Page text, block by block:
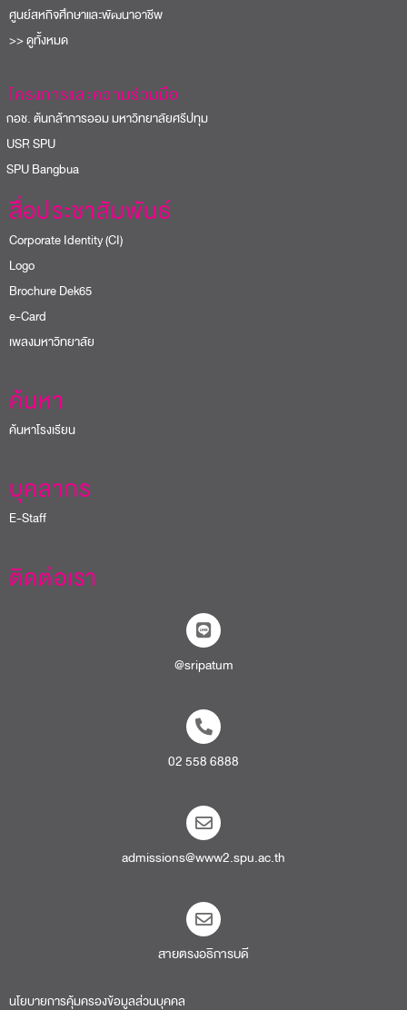
ศูนย์สหกิจศึกษาและพัฒนาอาชีพ
>> ดูทั้งหมด
โครงการและความร่วมมือ
ช. ต้นกล้าการออม มหาวิทยาลัยศรีปทุม
SPU
Bangbua
สื่อประชาสัมพันธ์
Corporate Identity (CI)
Logo
Brochure Dek65
e-Card
เพลงมหาวิทยาลัย
ค้นหา
ค้นหาโรงเรียน
บุคลากร
E-Staff
ติดต่อเรา
@sripatum
02 558 6888
admissions@www2.spu.ac.th
สายตรงอธิการบดี​
นโยบายการคุ้มครองข้อมูลส่วนบุคคล